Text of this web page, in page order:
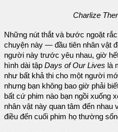
Charlize
Những nút thắt và bước ngoặt
chuyện này — đầu tiên nhân vật
người này trước yêu nhau, giờ
hình dài tập Days of Our Lives là
như bất khả thi cho một người
nhưng bạn không bao giờ phải
bất cứ phim nào bạn ngồi xuống
nhân vật này quan tâm đến nhau
điều đến cuối phim họ thường